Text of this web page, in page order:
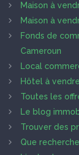
Maison à
Maison à
Fonds de
Cameroun
Local
Hôtel à
Toutes les
Le blog
Trouver des
Que